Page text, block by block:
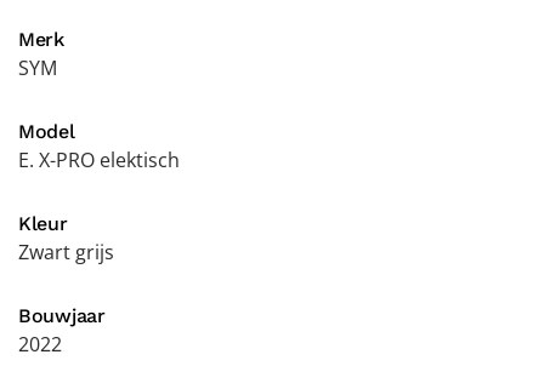
Merk
SYM
Model
E. X-PRO elektisch
Kleur
Zwart grijs
Bouwjaar
2022